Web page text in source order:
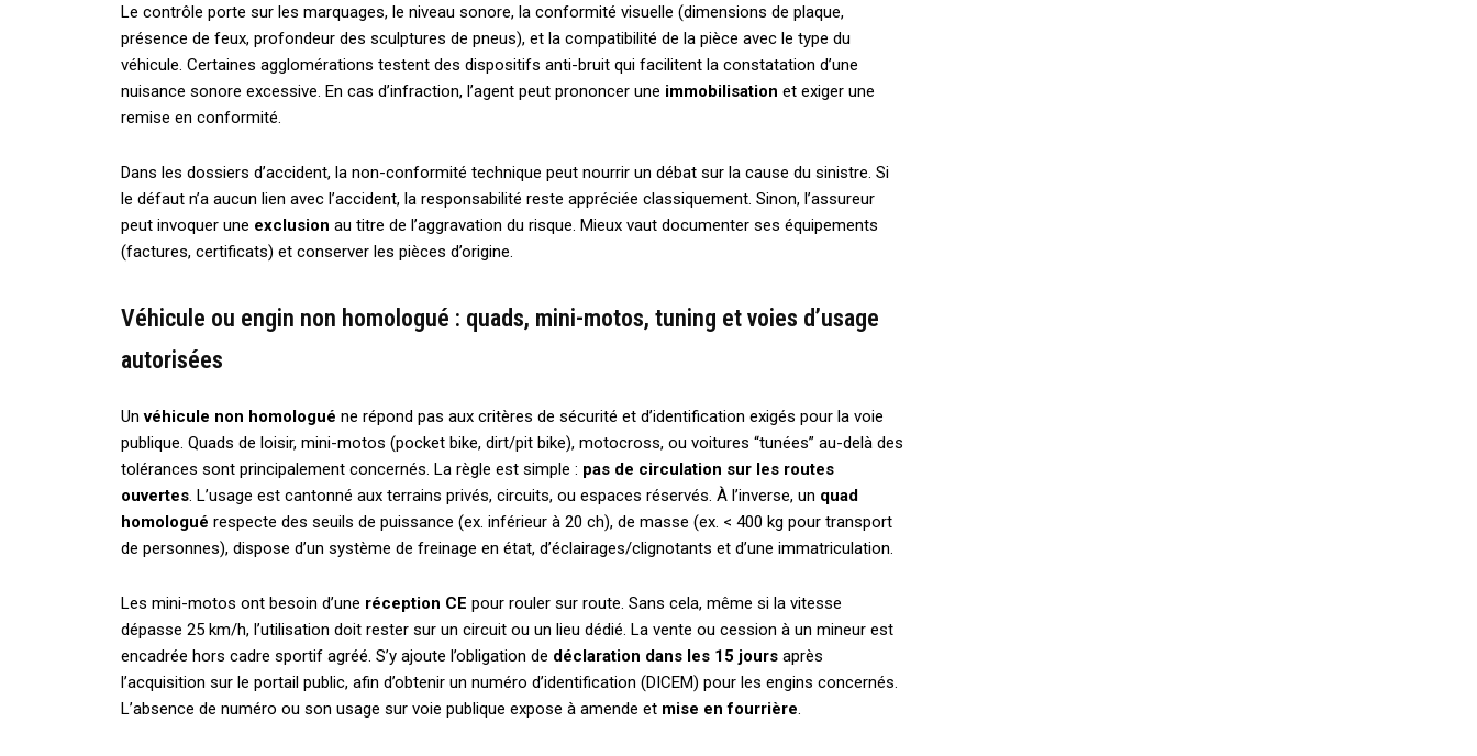
Le contrôle porte sur les marquages, le niveau sonore, la conformité visuelle (dimensions de plaque,
présence de feux, profondeur des sculptures de pneus), et la compatibilité de la pièce avec le type du
véhicule. Certaines agglomérations testent des dispositifs anti-bruit qui facilitent la constatation d’une
nuisance sonore excessive. En cas d’infraction, l’agent peut prononcer une immobilisation et exiger une
remise en conformité.
Dans les dossiers d’accident, la non-conformité technique peut nourrir un débat sur la cause du sinistre. Si
le défaut n’a aucun lien avec l’accident, la responsabilité reste appréciée classiquement. Sinon, l’assureur
peut invoquer une exclusion au titre de l’aggravation du risque. Mieux vaut documenter ses équipements
(factures, certificats) et conserver les pièces d’origine.
Véhicule ou engin non homologué : quads, mini-motos, tuning et voies d’usage
autorisées
Unvéhicule non homologué ne répond pas aux critères de sécurité et d’identification exigés pour la voie
publique. Quads de loisir, mini-motos (pocket bike, dirt/pit bike), motocross, ou voitures “tunées” au-delà des
tolérances sont principalement concernés. La règle est simple : pas de circulation sur les routes
ouvertes. L’usage est cantonné aux terrains privés, circuits, ou espaces réservés. À l’inverse, un quad
homologué respecte des seuils de puissance (ex. inférieur à 20 ch), de masse (ex. < 400 kg pour transport
de personnes), dispose d’un système de freinage en état, d’éclairages/clignotants et d’une immatriculation.
Les mini-motos ont besoin d’une réception CE pour rouler sur route. Sans cela, même si la vitesse
dépasse 25 km/h, l’utilisation doit rester sur un circuit ou un lieu dédié. La vente ou cession à un mineur est
encadrée hors cadre sportif agréé. S’y ajoute l’obligation de déclaration dans les 15 jours après
l’acquisition sur le portail public, afin d’obtenir un numéro d’identification (DICEM) pour les engins concernés.
L’absence de numéro ou son usage sur voie publique expose à amende et mise en fourrière.